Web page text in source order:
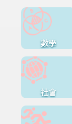
數學
社會